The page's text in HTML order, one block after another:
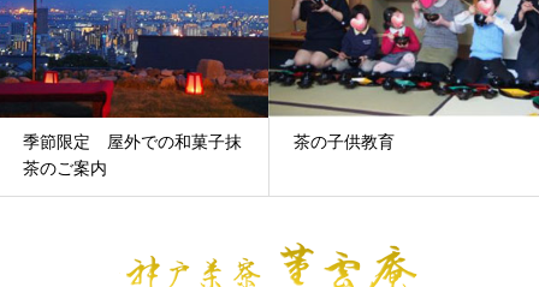
季節限定 屋外での和菓子抹
茶のご案内
茶の子供教育